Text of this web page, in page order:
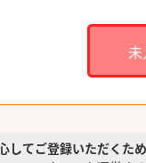
してご登録いただくた